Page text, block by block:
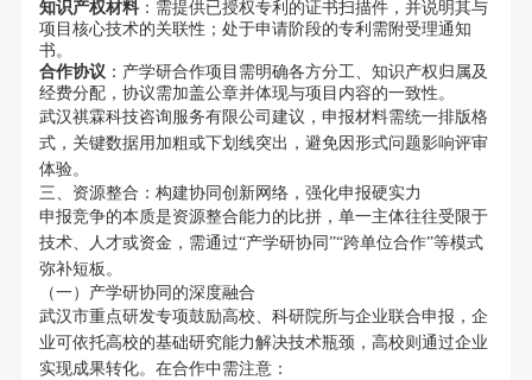
知识产权材料：需提供已授权专利的证书扫描件，并说明其与
项目核心技术的关联性；处于申请阶段的专利需附受理通知
书。
合作协议 ：产学研合作项目需明确各方分工、知识产权归属及
经费分配，协议需加盖公章并体现与项目内容的一致性。
武汉祺霖科技咨询服务有限公司建议，申报材料需统一排版格
式，关键数据用加粗或下划线突出，避免因形式问题影响评审
体验。
三、资源整合：构建协同创新网络，强化申报硬实力
申报竞争的本质是资源整合能力的比拼，单一主体往往受限于
技术、人才或资金，需通过“产学研协同”“跨单位合作”等模式
弥补短板。
（一）产学研协同的深度融合
武汉市重点研发专项鼓励高校、科研院所与企业联合申报，企
业可依托高校的基础研究能力解决技术瓶颈，高校则通过企业
实现成果转化。在合作中需注意：